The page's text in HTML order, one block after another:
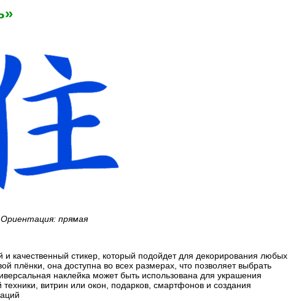
Ориентация: прямая
качественный стикер, который подойдет для декорирования любых
плёнки, она доступна во всех размерах, что позволяет выбрать
наклейка может быть использована для украшения
витрин или окон, подарков, смартфонов и создания